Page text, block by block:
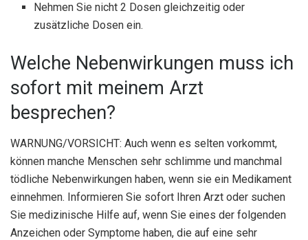
Nehmen Sie nicht 2 Dosen gleichzeitig oder
zusätzliche Dosen ein.
Welche Nebenwirkungen muss ich
sofort mit meinem Arzt
besprechen?
WARNUNG/VORSICHT: Auch wenn es selten vorkommt,
können manche Menschen sehr schlimme und manchmal
tödliche Nebenwirkungen haben, wenn sie ein Medikament
einnehmen. Informieren Sie sofort Ihren Arzt oder suchen
Sie medizinische Hilfe auf, wenn Sie eines der folgenden
Anzeichen oder Symptome haben, die auf eine sehr